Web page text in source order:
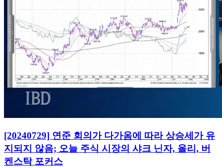
[20240729] 연준 회의가 다가옴에 따라 상승세가 유
지되지 않음; 오늘 주식 시장의 샤크 닌자, 올리, 버
켄스탁 포커스